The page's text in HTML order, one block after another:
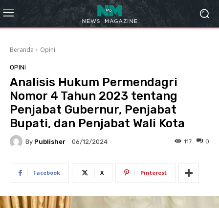
Beranda Opini
OPINI
Analisis Hukum Permendagri
Nomor 4 Tahun 2023 tentang
Penjabat Gubernur, Penjabat
Bupati, dan Penjabat Wali Kota
By Publisher 06/12/2024 0
117
Facebook X Pinterest